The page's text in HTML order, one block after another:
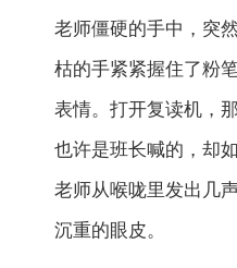
老师僵硬的手中，突
枯的手紧紧握住了粉
表情。打开复读机，
也许是班长喊的，却
老师从喉咙里发出几
沉重的眼皮。